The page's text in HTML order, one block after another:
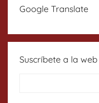
Google Translate
Suscríbete a la